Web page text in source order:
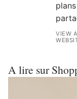
VIEW
A lire sur